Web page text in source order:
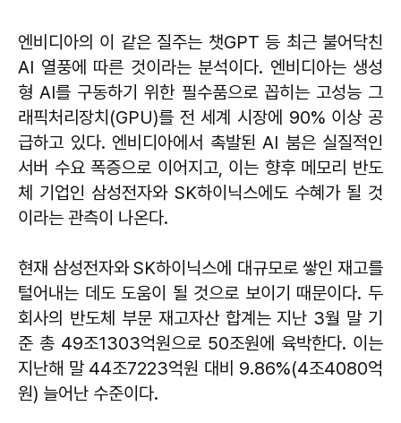
엔비디아의 이 같은 질주는 챗GPT 등 최근 불어닥친
AI 열풍에 따른 것이라는 분석이다. 엔비디아는 생성
형 AI를 구동하기 위한 필수품으로 꼽히는 고성능 그
래픽처리장치(GPU)를 전 세계 시장에 90% 이상 공
급하고 있다. 엔비디아에서 촉발된 AI 붐은 실질적인
서버 수요 폭증으로 이어지고, 이는 향후 메모리 반도
체 기업인 삼성전자와 SK하이닉스에도 수혜가 될 것
이라는 관측이 나온다.
현재 삼성전자와 SK하이닉스에 대규모로 쌓인 재고를
털어내는 데도 도움이 될 것으로 보이기 때문이다. 두
회사의 반도체 부문 재고자산 합계는 지난 3월 말 기
준 총 49조1303억원으로 50조원에 육박한다. 이는
지난해 말 44조7223억원 대비 9.86%(4조4080억
원) 늘어난 수준이다.